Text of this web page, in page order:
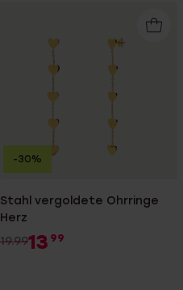
Stahl vergoldete Ohrringe
Herz
19.9913 99
-30%